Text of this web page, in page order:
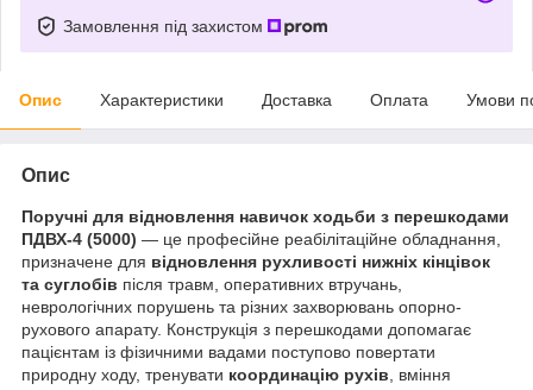
Замовлення під захистом
Опис Характеристики Доставка Оплата Умови
Опис
Поручні для відновлення навичок ходьби з перешкодами
ПДВХ-4 (5000) — це професійне реабілітаційне обладнання,
призначене для відновлення рухливості нижніх кінцівок
та суглобів після травм, оперативних втручань,
неврологічних порушень та різних захворювань опорно-
рухового апарату. Конструкція з перешкодами допомагає
пацієнтам із фізичними вадами поступово повертати
природну ходу, тренувати координацію рухів , вміння